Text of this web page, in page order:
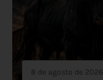
8 de agosto de 2026